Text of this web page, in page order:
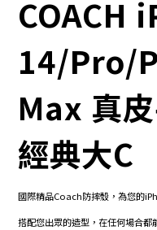
歡慶官網改版新上線
COACH
14/Pro/
Max 真
經典大C
國際精品Coach防摔殼，為您的
搭配您出眾的造型，在任何場合都